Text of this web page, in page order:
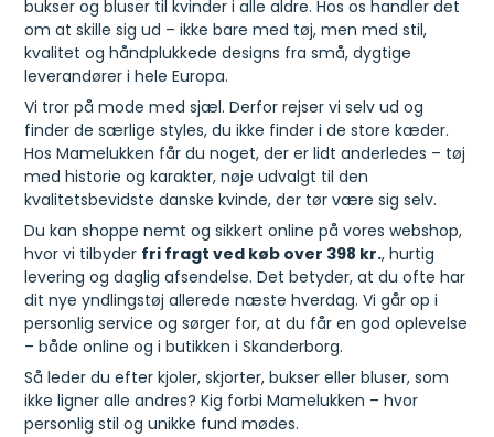
bukser og bluser til kvinder i alle aldre. Hos os handler det
om at skille sig ud – ikke bare med tøj, men med stil,
kvalitet og håndplukkede designs fra små, dygtige
leverandører i hele Europa.
Vi tror på mode med sjæl. Derfor rejser vi selv ud og
finder de særlige styles, du ikke finder i de store kæder.
Hos Mamelukken får du noget, der er lidt anderledes – tøj
med historie og karakter, nøje udvalgt til den
kvalitetsbevidste danske kvinde, der tør være sig selv.
Du kan shoppe nemt og sikkert online på vores webshop,
hvor vi tilbyder fri fragt ved køb over 398 kr., hurtig
levering og daglig afsendelse. Det betyder, at du ofte har
dit nye yndlingstøj allerede næste hverdag. Vi går op i
personlig service og sørger for, at du får en god oplevelse
– både online og i butikken i Skanderborg.
Så leder du efter kjoler, skjorter, bukser eller bluser, som
ikke ligner alle andres? Kig forbi Mamelukken – hvor
personlig stil og unikke fund mødes.